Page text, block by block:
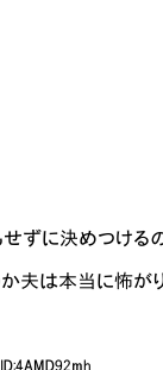
るのは良
に怖がり
ID:4AMD92mh